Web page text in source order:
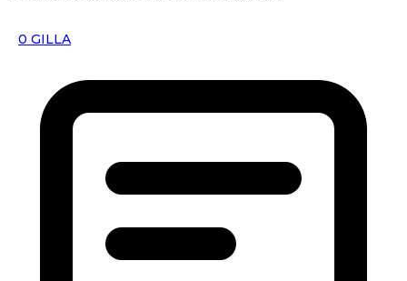
0 GILLA